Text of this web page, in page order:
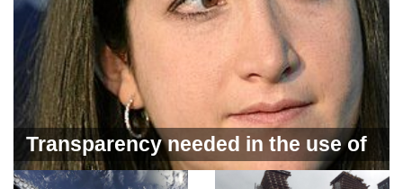
Transparency needed in the use of
artificial intelligence by creators -